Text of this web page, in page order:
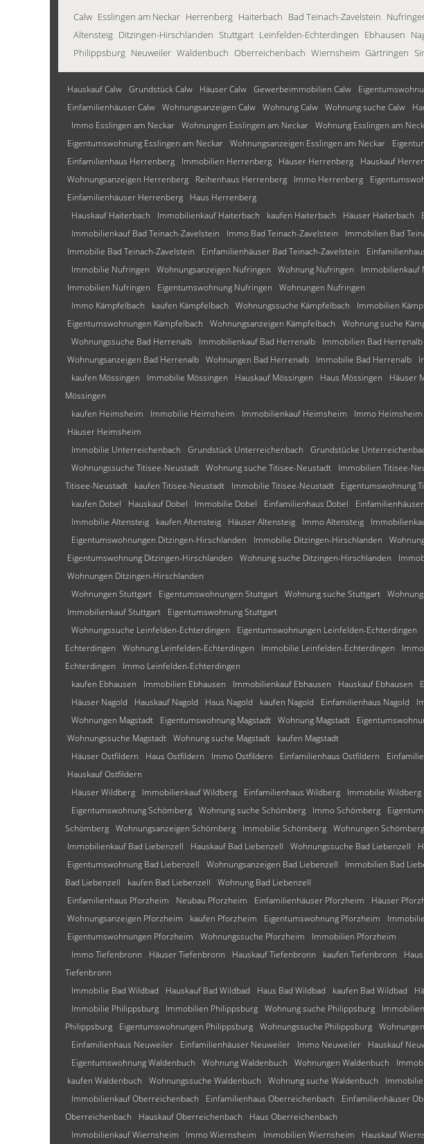
Calw Esslingen am Neckar Herrenberg Haiterbach Bad Teinach-Zavelstein
Altensteig Ditzingen-Hirschlanden Stuttgart Leinfelden-Echterdingen Ebhausen
Philippsburg Neuweiler Waldenbuch Oberreichenbach Wiernsheim Gärtringen
Hauskauf Calw Grundstück Calw Häuser Calw Gewerbeimmobilien Calw
Einfamilienhäuser Calw Wohnungsanzeigen Calw Wohnung Calw Wohnung suche Calw
Immo Esslingen am Neckar Wohnungen Esslingen am Neckar Wohnung Esslingen am
Eigentumswohnung Esslingen am Neckar Wohnungsanzeigen Esslingen am Neckar
Einfamilienhaus Herrenberg
Immobilien Herrenberg Häuser Herrenberg Hauskauf
Wohnungsanzeigen Herrenberg
Reihenhaus Herrenberg Immo Herrenberg
Einfamilienhäuser Herrenberg
Haus Herrenberg
Hauskauf Haiterbach
Immobilienkauf Haiterbach kaufen Haiterbach Häuser Haiterbach
Immobilienkauf Bad Teinach-Zavelstein
Immo Bad Teinach-Zavelstein Immobilien Bad
Immobilie Bad Teinach-Zavelstein
Einfamilienhäuser Bad Teinach-Zavelstein
Immobilie Nufringen
Wohnungsanzeigen Nufringen Wohnung Nufringen Immobilienkauf
Immobilien Nufringen
Eigentumswohnung Nufringen
Wohnungen Nufringen
Immo Kämpfelbach
kaufen Kämpfelbach Wohnungssuche Kämpfelbach Immobilien
Eigentumswohnungen Kämpfelbach
Wohnungsanzeigen Kämpfelbach Wohnung suche
Wohnungssuche Bad Herrenalb
Immobilienkauf Bad Herrenalb Immobilien Bad Herrenalb
Wohnungsanzeigen Bad Herrenalb Wohnungen Bad Herrenalb Immobilie Bad Herrenalb
kaufen Mössingen
Immobilie Mössingen Hauskauf Mössingen Haus Mössingen Häuser
Mössingen
kaufen Heimsheim
Immobilie Heimsheim Immobilienkauf Heimsheim Immo Heimsheim
Häuser Heimsheim
Immobilie Unterreichenbach
Grundstück Unterreichenbach Grundstücke
Wohnungssuche Titisee-Neustadt Wohnung suche Titisee-Neustadt Immobilien Titisee-
Titisee-Neustadt
kaufen Titisee-Neustadt Immobilie Titisee-Neustadt Eigentumswohnung
kaufen Dobel
Hauskauf Dobel Immobilie Dobel Einfamilienhaus Dobel
Immobilie Altensteig
kaufen Altensteig Häuser Altensteig Immo Altensteig
Eigentumswohnungen Ditzingen-Hirschlanden
Immobilie Ditzingen-Hirschlanden
Eigentumswohnung Ditzingen-Hirschlanden
Wohnung suche Ditzingen-Hirschlanden
Wohnungen Ditzingen-Hirschlanden
Wohnungen Stuttgart
Eigentumswohnungen Stuttgart Wohnung suche Stuttgart
Immobilienkauf Stuttgart
Eigentumswohnung Stuttgart
Wohnungssuche Leinfelden-Echterdingen
Eigentumswohnungen Leinfelden-Echterdingen
Echterdingen
Wohnung Leinfelden-Echterdingen Immobilie Leinfelden-Echterdingen
Echterdingen
Immo Leinfelden-Echterdingen
kaufen Ebhausen
Immobilien Ebhausen Immobilienkauf Ebhausen Hauskauf Ebhausen
Häuser Nagold
Hauskauf Nagold Haus Nagold kaufen Nagold Einfamilienhaus Nagold
Wohnungen Magstadt
Eigentumswohnung Magstadt Wohnung Magstadt
Wohnungssuche Magstadt Wohnung suche Magstadt
kaufen Magstadt
Häuser Ostfildern
Haus Ostfildern Immo Ostfildern Einfamilienhaus Ostfildern
Hauskauf Ostfildern
Häuser Wildberg
Immobilienkauf Wildberg Einfamilienhaus Wildberg Immobilie Wildberg
Eigentumswohnung Schömberg Wohnung suche Schömberg Immo Schömberg
Schömberg Wohnungsanzeigen Schömberg Immobilie Schömberg Wohnungen Schömberg
Immobilienkauf Bad Liebenzell
Hauskauf Bad Liebenzell Wohnungssuche Bad Liebenzell
Eigentumswohnung Bad Liebenzell
Wohnungsanzeigen Bad Liebenzell Immobilien Bad
Bad Liebenzell
kaufen Bad Liebenzell
Wohnung Bad Liebenzell
Einfamilienhaus Pforzheim
Neubau Pforzheim Einfamilienhäuser Pforzheim Häuser
Wohnungsanzeigen Pforzheim
kaufen Pforzheim Eigentumswohnung Pforzheim
Eigentumswohnungen Pforzheim
Wohnungssuche Pforzheim
Immobilien Pforzheim
Immo Tiefenbronn
Häuser Tiefenbronn Hauskauf Tiefenbronn kaufen Tiefenbronn
Tiefenbronn
Immobilie Bad Wildbad
Hauskauf Bad Wildbad Haus Bad Wildbad kaufen Bad Wildbad
Immobilie Philippsburg
Immobilien Philippsburg Wohnung suche Philippsburg
Philippsburg
Eigentumswohnungen Philippsburg Wohnungssuche Philippsburg
Einfamilienhaus Neuweiler
Einfamilienhäuser Neuweiler Immo Neuweiler Hauskauf
Eigentumswohnung Waldenbuch
Wohnung Waldenbuch Wohnungen Waldenbuch
kaufen Waldenbuch
Wohnungssuche Waldenbuch Wohnung suche Waldenbuch
Immobilienkauf Oberreichenbach
Einfamilienhaus Oberreichenbach Einfamilienhäuser
Oberreichenbach
Hauskauf Oberreichenbach
Haus Oberreichenbach
Immobilienkauf Wiernsheim
Immo Wiernsheim Immobilien Wiernsheim Hauskauf